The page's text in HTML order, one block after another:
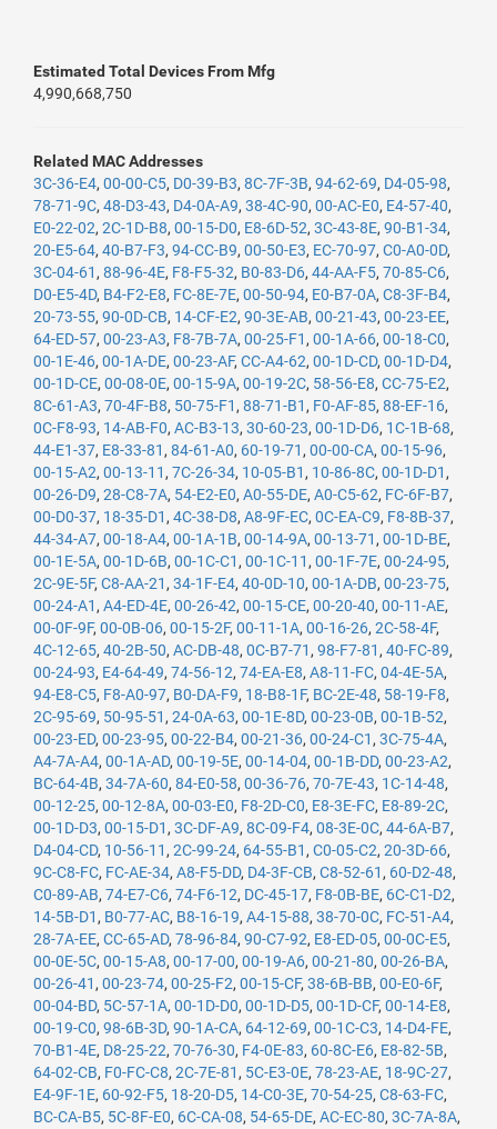
Estimated Total Devices From Mfg
4,990,668,750
Related MAC Addresses
3C-36-E4, 00-00-C5, D0-39-B3, 8C-7F-3B, 94-62-69, D4-05-98,
78-71-9C, 48-D3-43, D4-0A-A9, 38-4C-90, 00-AC-E0, E4-57-40,
E0-22-02, 2C-1D-B8, 00-15-D0, E8-6D-52, 3C-43-8E, 90-B1-34,
20-E5-64, 40-B7-F3, 94-CC-B9, 00-50-E3, EC-70-97, C0-A0-0D,
3C-04-61 , 88-96-4E, F8-F5-32, B0-83-D6, 44-AA-F5, 70-85-C6,
D0-E5-4D, B4-F2-E8, FC-8E-7E, 00-50-94, E0-B7-0A, C8-3F-B4,
20-73-55, 90-0D-CB, 14-CF-E2, 90-3E-AB, 00-21-43, 00-23-EE,
64-ED-57, 00-23-A3, F8-7B-7A, 00-25-F1 , 00-1A-66, 00-18-C0,
00-1E-46, 00-1A-DE, 00-23-AF, CC-A4-62, 00-1D-CD, 00-1D-D4,
00-1D-CE, 00-08-0E, 00-15-9A, 00-19-2C, 58-56-E8, CC-75-E2,
8C-61-A3, 70-4F-B8, 50-75-F1 , 88-71-B1 , F0-AF-85, 88-EF-16,
0C-F8-93, 14-AB-F0, AC-B3-13, 30-60-23, 00-1D-D6, 1C-1B-68,
44-E1-37, E8-33-81 , 84-61-A0, 60-19-71 , 00-00-CA, 00-15-96,
00-15-A2, 00-13-11 , 7C-26-34, 10-05-B1 , 10-86-8C, 00-1D-D1 ,
00-26-D9, 28-C8-7A, 54-E2-E0, A0-55-DE, A0-C5-62, FC-6F-B7,
00-D0-37, 18-35-D1 , 4C-38-D8, A8-9F-EC, 0C-EA-C9, F8-8B-37,
44-34-A7, 00-18-A4, 00-1A-1B, 00-14-9A, 00-13-71 , 00-1D-BE,
00-1E-5A, 00-1D-6B, 00-1C-C1 , 00-1C-11 , 00-1F-7E, 00-24-95,
2C-9E-5F, C8-AA-21 , 34-1F-E4, 40-0D-10, 00-1A-DB, 00-23-75,
00-24-A1 , A4-ED-4E, 00-26-42, 00-15-CE, 00-20-40, 00-11-AE,
00-0F-9F, 00-0B-06, 00-15-2F, 00-11-1A, 00-16-26, 2C-58-4F,
4C-12-65, 40-2B-50, AC-DB-48, 0C-B7-71 , 98-F7-81 , 40-FC-89,
00-24-93, E4-64-49, 74-56-12, 74-EA-E8, A8-11-FC, 04-4E-5A,
94-E8-C5, F8-A0-97, B0-DA-F9, 18-B8-1F, BC-2E-48, 58-19-F8,
2C-95-69, 50-95-51 , 24-0A-63, 00-1E-8D, 00-23-0B, 00-1B-52,
00-23-ED, 00-23-95, 00-22-B4, 00-21-36, 00-24-C1 , 3C-75-4A,
A4-7A-A4, 00-1A-AD, 00-19-5E, 00-14-04, 00-1B-DD, 00-23-A2,
BC-64-4B, 34-7A-60, 84-E0-58, 00-36-76, 70-7E-43, 1C-14-48,
00-12-25, 00-12-8A, 00-03-E0, F8-2D-C0, E8-3E-FC, E8-89-2C,
00-1D-D3, 00-15-D1 , 3C-DF-A9, 8C-09-F4, 08-3E-0C, 44-6A-B7,
D4-04-CD, 10-56-11 , 2C-99-24, 64-55-B1 , C0-05-C2, 20-3D-66,
9C-C8-FC, FC-AE-34, A8-F5-DD, D4-3F-CB, C8-52-61 , 60-D2-48,
C0-89-AB, 74-E7-C6, 74-F6-12, DC-45-17, F8-0B-BE, 6C-C1-D2,
14-5B-D1 , B0-77-AC, B8-16-19, A4-15-88, 38-70-0C, FC-51-A4,
28-7A-EE, CC-65-AD, 78-96-84, 90-C7-92, E8-ED-05, 00-0C-E5,
00-0E-5C, 00-15-A8, 00-17-00, 00-19-A6, 00-21-80, 00-26-BA,
00-26-41 , 00-23-74, 00-25-F2, 00-15-CF, 38-6B-BB, 00-E0-6F,
00-04-BD, 5C-57-1A, 00-1D-D0, 00-1D-D5, 00-1D-CF, 00-14-E8,
00-19-C0, 98-6B-3D, 90-1A-CA, 64-12-69, 00-1C-C3, 14-D4-FE,
70-B1-4E, D8-25-22, 70-76-30, F4-0E-83, 60-8C-E6, E8-82-5B,
64-02-CB, F0-FC-C8, 2C-7E-81 , 5C-E3-0E, 78-23-AE, 18-9C-27,
E4-9F-1E, 60-92-F5, 18-20-D5, 14-C0-3E, 70-54-25, C8-63-FC,
BC-CA-B5, 5C-8F-E0, 6C-CA-08, 54-65-DE, AC-EC-80, 3C-7A-8A,